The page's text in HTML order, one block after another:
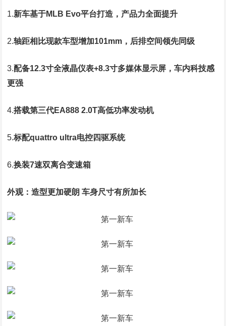
1.新车基于MLB Evo平台打造，产品力全面提升
2.轴距相比现款车型增加101mm，后排空间领先同级
3.配备12.3寸全液晶仪表+8.3寸多媒体显示屏，车内科技感
更强
4.搭载第三代EA888 2.0T高低功率发动机
5.标配quattro ultra电控四驱系统
6.换装7速双离合变速箱
外观：造型更加硬朗 车身尺寸有所加长